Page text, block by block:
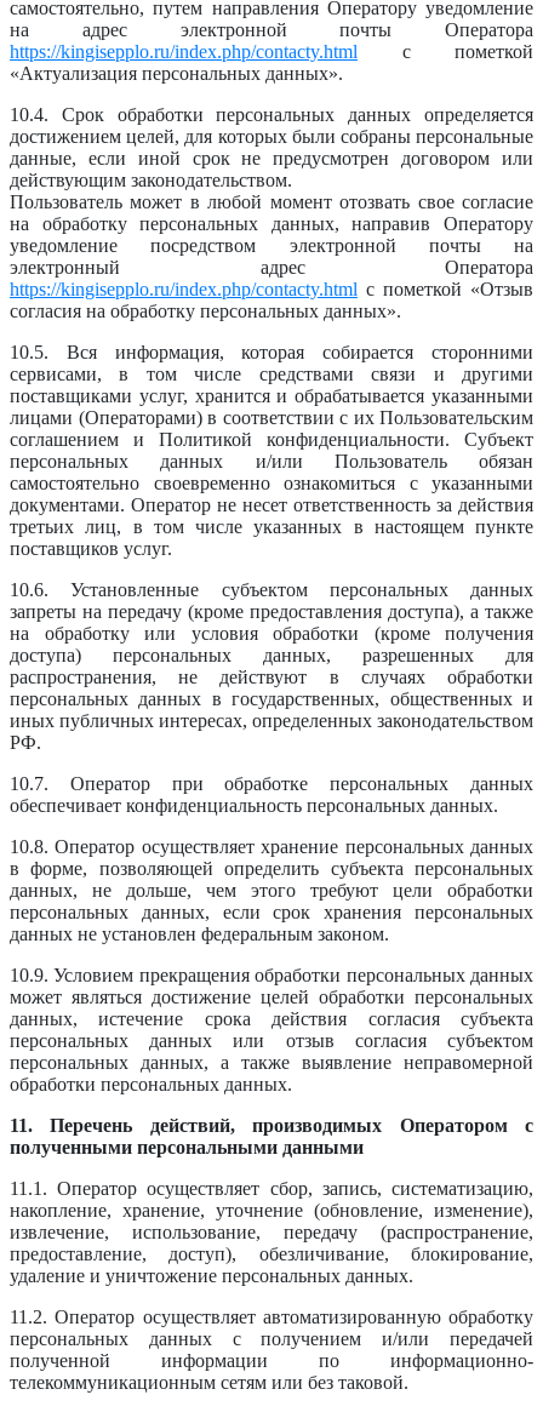
самостоятельно, путем направления Оператору уведомление
на адрес электронной почты Оператора
https://kingisepplo.ru/index.php/contacty.html с пометкой
«Актуализация персональных данных».
10.4. Срок обработки персональных данных определяется
достижением целей, для которых были собраны персональные
данные, если иной срок не предусмотрен договором или
действующим законодательством.
Пользователь может в любой момент отозвать свое согласие
на обработку персональных данных, направив Оператору
уведомление посредством электронной почты на
электронный адрес Оператора
https://kingisepplo.ru/index.php/contacty.html с пометкой «Отзыв
согласия на обработку персональных данных».
10.5. Вся информация, которая собирается сторонними
сервисами, в том числе средствами связи и другими
поставщиками услуг, хранится и обрабатывается указанными
лицами (Операторами) в соответствии с их Пользовательским
соглашением и Политикой конфиденциальности. Субъект
персональных данных и/или Пользователь обязан
самостоятельно своевременно ознакомиться с указанными
документами. Оператор не несет ответственность за действия
третьих лиц, в том числе указанных в настоящем пункте
поставщиков услуг.
10.6. Установленные субъектом персональных данных
запреты на передачу (кроме предоставления доступа), а также
на обработку или условия обработки (кроме получения
доступа) персональных данных, разрешенных для
распространения, не действуют в случаях обработки
персональных данных в государственных, общественных и
иных публичных интересах, определенных законодательством
РФ.
10.7. Оператор при обработке персональных данных
обеспечивает конфиденциальность персональных данных.
10.8. Оператор осуществляет хранение персональных данных
в форме, позволяющей определить субъекта персональных
данных, не дольше, чем этого требуют цели обработки
персональных данных, если срок хранения персональных
данных не установлен федеральным законом.
10.9. Условием прекращения обработки персональных данных
может являться достижение целей обработки персональных
данных, истечение срока действия согласия субъекта
персональных данных или отзыв согласия субъектом
персональных данных, а также выявление неправомерной
обработки персональных данных.
11. Перечень действий, производимых Оператором с
полученными персональными данными
11.1. Оператор осуществляет сбор, запись, систематизацию,
накопление, хранение, уточнение (обновление, изменение),
извлечение, использование, передачу (распространение,
предоставление, доступ), обезличивание, блокирование,
удаление и уничтожение персональных данных.
11.2. Оператор осуществляет автоматизированную обработку
персональных данных с получением и/или передачей
полученной информации по информационно-
телекоммуникационным сетям или без таковой.